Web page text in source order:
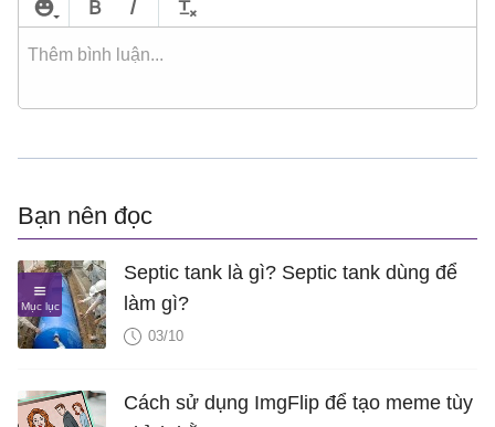
Bạn nên đọc
Septic tank là gì? Septic tank dùng để
làm gì?
03/10
Cách sử dụng ImgFlip để tạo meme tùy